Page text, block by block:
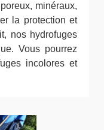
minéraux,
la protection et
nos hydrofuges
Vous pourrez
incolores et